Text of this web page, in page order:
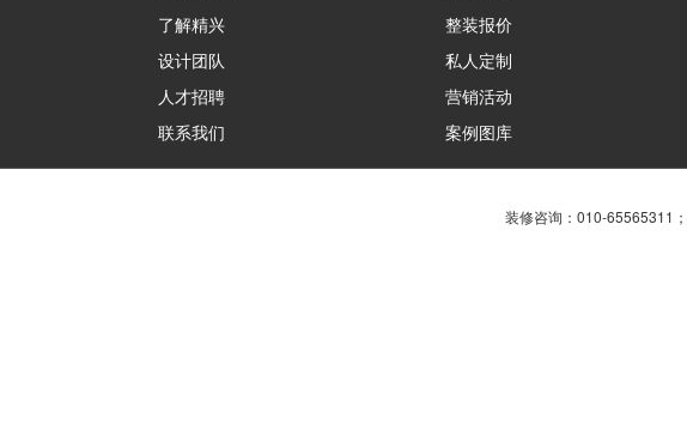
了解精兴
设计团队
人才招聘
联系我们
整装报价
私人定制
营销活动
案例图库
装修咨询：010-65565311；